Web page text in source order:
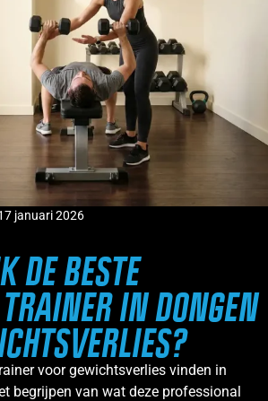
januari 2026
DE BESTE
IN DONGEN
voor gewichtsverlies vinden in
begrijpen van wat deze professional